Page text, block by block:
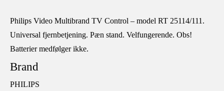
Philips Video Multibrand TV Control – model RT 25114/111.
Universal fjernbetjening. Pæn stand. Velfungerende. Obs!
Batterier medfølger ikke.
Brand
PHILIPS